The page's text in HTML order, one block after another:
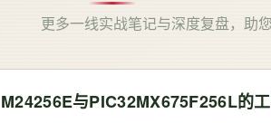
更多一线实战笔记与深度复盘，助
M24256E与PIC32MX675F256L的